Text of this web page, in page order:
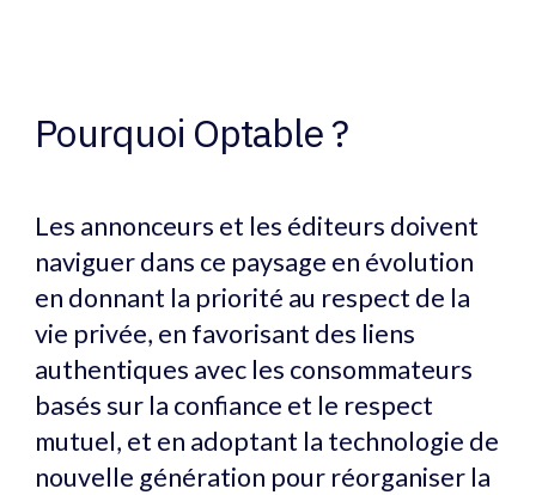
Pourquoi Optable ?
Les annonceurs et les éditeurs doivent
naviguer dans ce paysage en évolution
en donnant la priorité au respect de la
vie privée, en favorisant des liens
authentiques avec les consommateurs
basés sur la confiance et le respect
mutuel, et en adoptant la technologie de
nouvelle génération pour réorganiser la